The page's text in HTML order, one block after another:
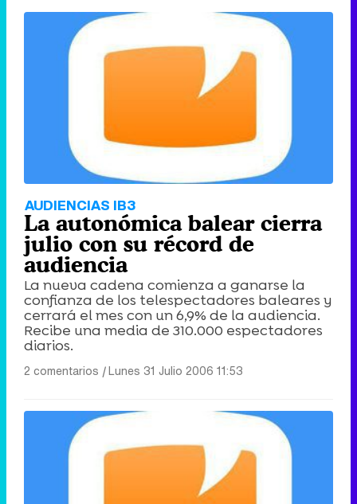
'120 Minutos' celebra sus 2.000 programas en Telemadrid con un vídeo del día a día en la redacción
AUDIENCIAS IB3
La autonómica balear cierra
julio con su récord de
audiencia
La nueva cadena comienza a ganarse la
confianza de los telespectadores baleares y
cerrará el mes con un 6,9% de la audiencia.
Recibe una media de 310.000 espectadores
diarios.
2 comentarios |Lunes 31 Julio 2006 11:53